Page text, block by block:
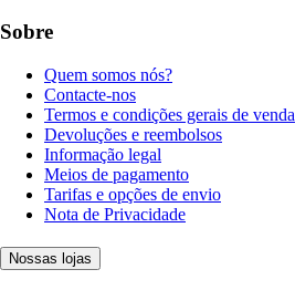
Sobre
Quem somos nós?
Contacte-nos
Termos e condições gerais de venda
Devoluções e reembolsos
Informação legal
Meios de pagamento
Tarifas e opções de envio
Nota de Privacidade
Nossas lojas